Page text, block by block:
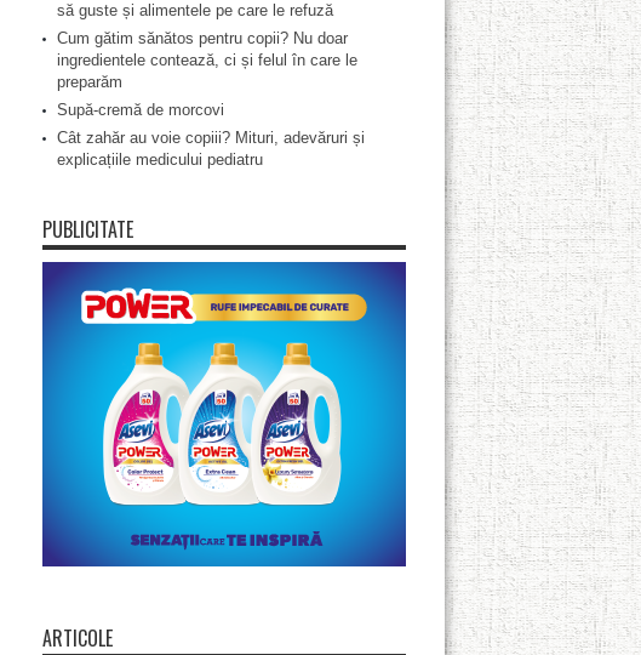
să guste și alimentele pe care le refuză
Cum gătim sănătos pentru copii? Nu doar
ingredientele contează, ci și felul în care le
preparăm
Supă-cremă de morcovi
Cât zahăr au voie copiii? Mituri, adevăruri și
explicațiile medicului pediatru
PUBLICITATE
ARTICOLE